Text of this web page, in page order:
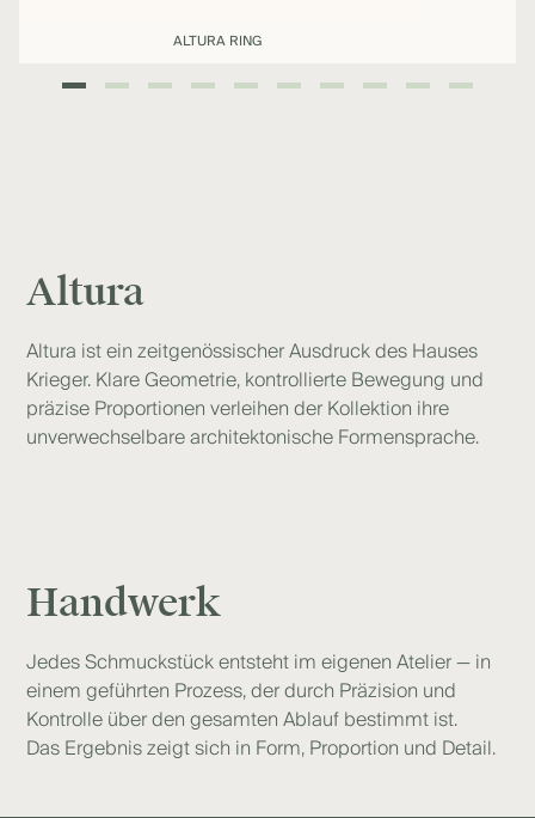
ALTURA RING
Altura
Altura ist ein zeitgenössischer Ausdruck des Hauses
Krieger. Klare Geometrie, kontrollierte Bewegung und
präzise Proportionen verleihen der Kollektion ihre
unverwechselbare architektonische Formensprache.
Handwerk
Jedes Schmuckstück entsteht im eigenen Atelier — in
einem geführten Prozess, der durch Präzision und
Kontrolle über den gesamten Ablauf bestimmt ist.
Das Ergebnis zeigt sich in Form, Proportion und Detail.